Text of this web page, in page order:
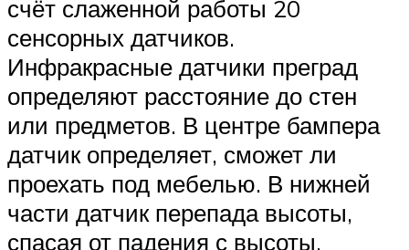
счёт слаженной работы 20
сенсорных датчиков.
Инфракрасные датчики преград
определяют расстояние до стен
или предметов. В центре бампера
датчик определяет, сможет ли
проехать под мебелью. В нижней
части датчик перепада высоты,
спасая от падения с высоты.